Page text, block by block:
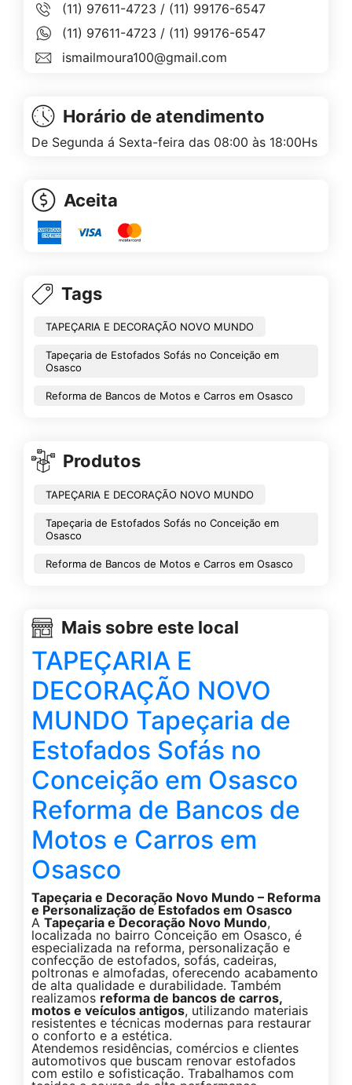
(11) 97611-4723 / (11) 99176-6547
(11) 97611-4723 / (11) 99176-6547
ismailmoura100@gmail.com
Horário de atendimento
De Segunda á Sexta-feira das 08:00 às 18:00Hs
Aceita
Tags
TAPEÇARIA E DECORAÇÃO NOVO MUNDO
Tapeçaria de Estofados Sofás no Conceição em
Osasco
Reforma de Bancos de Motos e Carros em Osasco
Produtos
TAPEÇARIA E DECORAÇÃO NOVO MUNDO
Tapeçaria de Estofados Sofás no Conceição em
Osasco
Reforma de Bancos de Motos e Carros em Osasco
Mais sobre este local
TAPEÇARIA E
DECORAÇÃO NOVO
MUNDO Tapeçaria de
Estofados Sofás no
Conceição em Osasco
Reforma de Bancos de
Motos e Carros em
Osasco
Tapeçaria e Decoração Novo Mundo – Reforma
e Personalização de Estofados em Osasco
A Tapeçaria e Decoração Novo Mundo,
localizada no bairro Conceição em Osasco, é
especializada na reforma, personalização e
confecção de estofados, sofás, cadeiras,
poltronas e almofadas, oferecendo acabamento
de alta qualidade e durabilidade. Também
realizamos reforma de bancos de carros,
motos e veículos antigos, utilizando materiais
resistentes e técnicas modernas para restaurar
o conforto e a estética.
Atendemos residências, comércios e clientes
automotivos que buscam renovar estofados
com estilo e sofisticação. Trabalhamos com